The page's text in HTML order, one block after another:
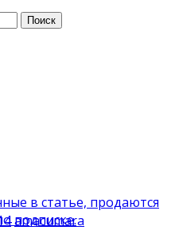
amacumara
в статье, продаются
подписке.